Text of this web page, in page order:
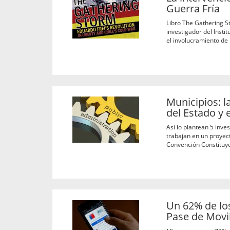
Guerra Fría
Libro The Gathering
investigador del
el involucramiento de
Municipios:
del Estado y
Así lo plantean 5
trabajan en un
Convención
Un 62% de
Pase de